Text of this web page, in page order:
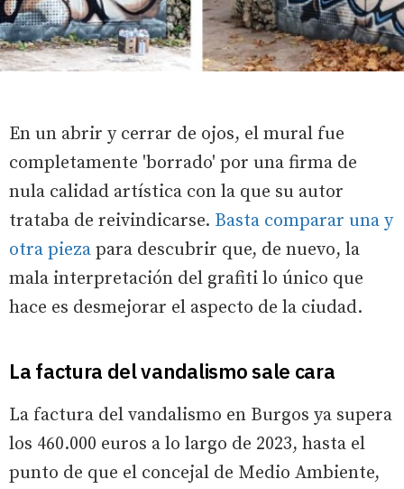
En un abrir y cerrar de ojos, el mural fue
completamente 'borrado' por una firma de
nula calidad artística con la que su autor
trataba de reivindicarse. Basta comparar una y
otra pieza para descubrir que, de nuevo, la
mala interpretación del grafiti lo único que
hace es desmejorar el aspecto de la ciudad.
La factura del vandalismo sale cara
La factura del vandalismo en Burgos ya supera
los 460.000 euros a lo largo de 2023, hasta el
punto de que el concejal de Medio Ambiente,